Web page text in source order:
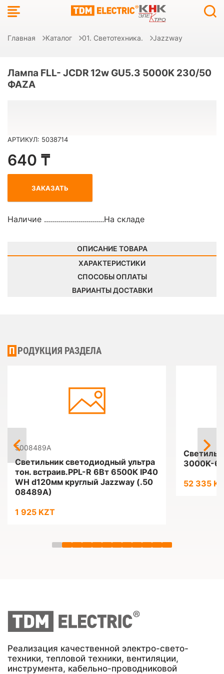
Главная Каталог 01. Светотехника. Jazzway
Лампа FLL- JCDR 12w GU5.3 5000K 230/50
ФАZA
АРТИКУЛ: 5038714
640 ₸
ЗАКАЗАТЬ
Наличие ..............................На складе
ОПИСАНИЕ ТОВАРА
ХАРАКТЕРИСТИКИ
СПОСОБЫ ОПЛАТЫ
ВАРИАНТЫ ДОСТАВКИ
ПРОДУКЦИЯ РАЗДЕЛА
5008489A
Светильник светодиодный ультра
тон. встраив.PPL-R 6Вт 6500К IP40
WH d120мм круглый Jazzway (.50
08489A)
1 925 KZT
3000K-
52 335
Реализация качественной электро-свето-
техники, тепловой техники, вентиляции,
инструмента, кабельно-проводниковой